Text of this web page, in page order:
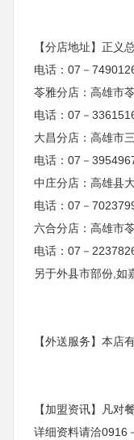
【分店地址】正义
电话：07－
苓雅分店：高雄市
电话：07－
大昌分店：高雄市
电话：07－
中庄分店：高雄县
电话：07－
六合分店：高雄市
电话：07－
另于外县市部份,如
【外送服务】本店
【加盟资讯】凡对
详细资料请洽